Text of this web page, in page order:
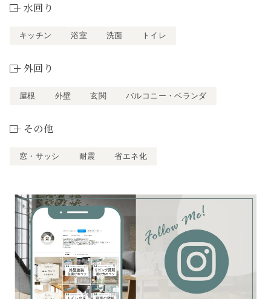
水回り
キッチン 浴室 洗面 トイレ
外回り
屋根 外壁 玄関 バルコニー・ベランダ
その他
窓・サッシ 耐震 省エネ化